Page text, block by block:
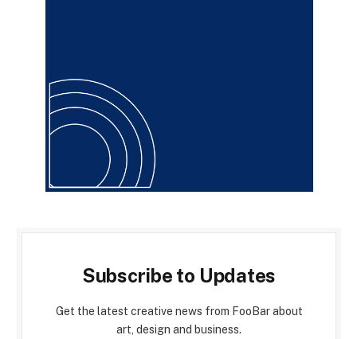
Subscribe to Updates
Get the latest creative news from FooBar about
art, design and business.